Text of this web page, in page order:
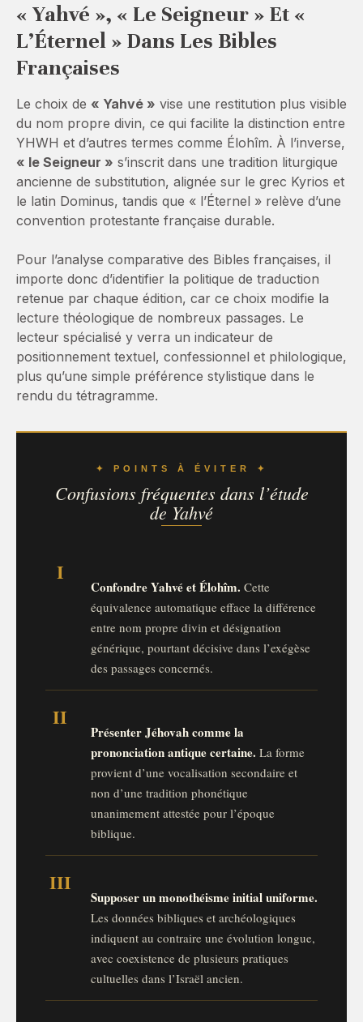
« Yahvé », « Le Seigneur » Et «
L’Éternel » Dans Les Bibles
Françaises
Le choix de « Yahvé » vise une restitution plus visible
du nom propre divin, ce qui facilite la distinction entre
YHWH et d’autres termes comme Élohîm. À l’inverse,
« le Seigneur » s’inscrit dans une tradition liturgique
ancienne de substitution, alignée sur le grec Kyrios et
le latin Dominus, tandis que « l’Éternel » relève d’une
convention protestante française durable.
Pour l’analyse comparative des Bibles françaises, il
importe donc d’identifier la politique de traduction
retenue par chaque édition, car ce choix modifie la
lecture théologique de nombreux passages. Le
lecteur spécialisé y verra un indicateur de
positionnement textuel, confessionnel et philologique,
plus qu’une simple préférence stylistique dans le
rendu du tétragramme.
✦ POINTS À ÉVITER ✦
Confusions fréquentes dans l’étude
de Yahvé
I
Confondre Yahvé et Élohîm. Cette
équivalence automatique efface la différence
entre nom propre divin et désignation
générique, pourtant décisive dans l’exégèse
des passages concernés.
II
Présenter Jéhovah comme la
prononciation antique certaine. La forme
provient d’une vocalisation secondaire et
non d’une tradition phonétique
unanimement attestée pour l’époque
biblique.
III
Supposer un monothéisme initial uniforme.
Les données bibliques et archéologiques
indiquent au contraire une évolution longue,
avec coexistence de plusieurs pratiques
cultuelles dans l’Israël ancien.